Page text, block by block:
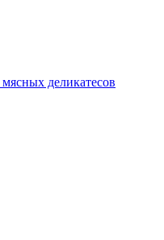
деликатесов